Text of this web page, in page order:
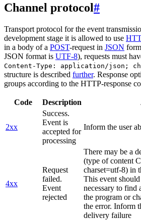
Channel protocol#
Transport protocol for the event
development stage it is allowed to use
in a body of a POST-request in JSON
JSON format is UTF-8), requests must
Content-Type: application/json;
structure is described further. Response
groups according to the HTTP-response
Code Description
2xx
Success.
Event is
accepted for
processing
Inform the user
4xx
Request
failed.
Event
rejected
There may be a
(type of content
charset=utf-8) in
This event
necessary to find
the program or
the error. Inform
delivery failure